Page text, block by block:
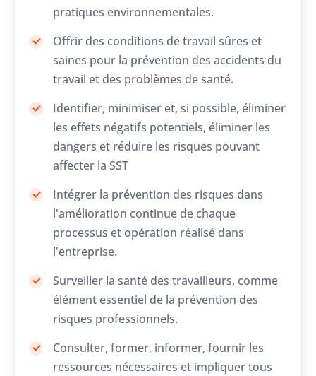
pratiques environnementales.
Offrir des conditions de travail sûres et
saines pour la prévention des accidents du
travail et des problèmes de santé.
Identifier, minimiser et, si possible, éliminer
les effets négatifs potentiels, éliminer les
dangers et réduire les risques pouvant
affecter la SST
Intégrer la prévention des risques dans
l'amélioration continue de chaque
processus et opération réalisé dans
l'entreprise.
Surveiller la santé des travailleurs, comme
élément essentiel de la prévention des
risques professionnels.
Consulter, former, informer, fournir les
ressources nécessaires et impliquer tous